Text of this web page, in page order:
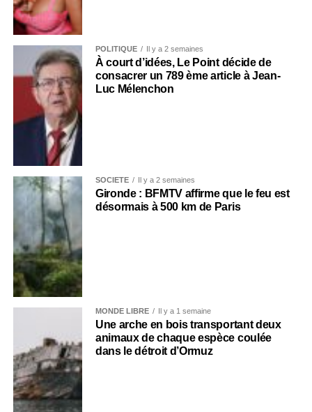
POLITIQUE Il y a 2 semaines
À court d’idées, Le Point décide de
consacrer un 789 ème article à Jean-
Luc Mélenchon
SOCIÉTÉ Il y a 2 semaines
Gironde : BFMTV affirme que le feu est
désormais à 500 km de Paris
MONDE LIBRE Il y a 1 semaine
Une arche en bois transportant deux
animaux de chaque espèce coulée
dans le détroit d’Ormuz